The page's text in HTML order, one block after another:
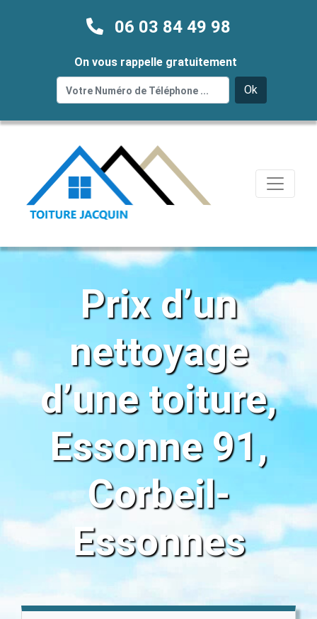
06 03 84 49 98
On vous rappelle gratuitement
Ok
Prix d’un
nettoyage
d’une toiture,
Essonne 91,
Corbeil-
Essonnes